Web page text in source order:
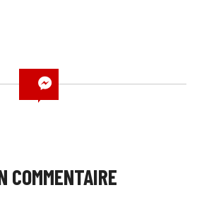
COMMENTAIRE